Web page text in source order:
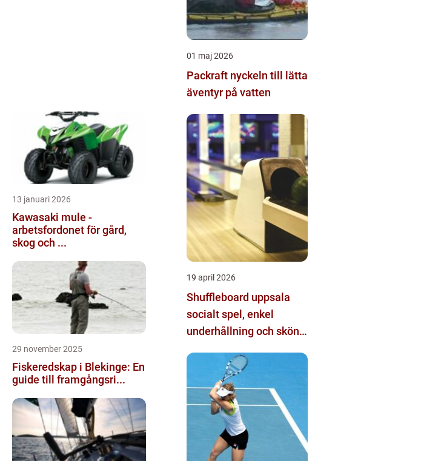
13 januari 2026
Kawasaki mule -
arbetsfordonet för gård,
skog och ...
29 november 2025
Fiskeredskap i Blekinge: En
guide till framgångsri...
01 maj 2026
Packraft nyckeln till lätta
äventyr på vatten
19 april 2026
Shuffleboard uppsala
socialt spel, enkel
underhållning och skön